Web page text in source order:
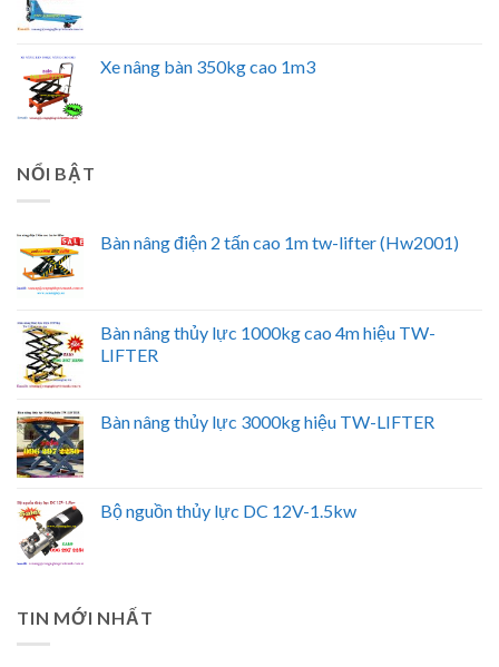
Xe nâng bàn 350kg cao 1m3
NỔI BẬT
Bàn nâng điện 2 tấn cao 1m tw-lifter (Hw2001)
Bàn nâng thủy lực 1000kg cao 4m hiệu TW-
LIFTER
Bàn nâng thủy lực 3000kg hiệu TW-LIFTER
Bộ nguồn thủy lực DC 12V-1.5kw
TIN MỚI NHẤT